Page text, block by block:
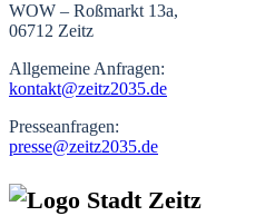
WOW – Roßmarkt 13a,
06712 Zeitz
Allgemeine Anfragen:
kontakt@zeitz2035.de
Presseanfragen:
presse@zeitz2035.de